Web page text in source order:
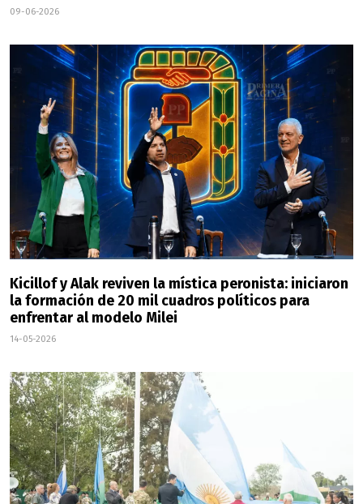
09-06-2026
Kicillof y Alak reviven la mística peronista: iniciaron
la formación de 20 mil cuadros políticos para
enfrentar al modelo Milei
14-05-2026